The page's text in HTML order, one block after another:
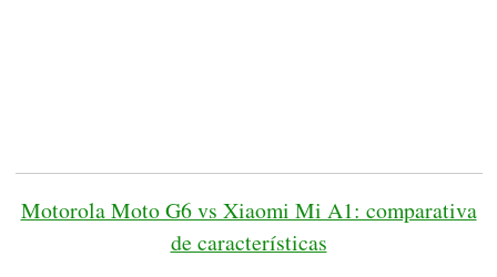
Motorola Moto G6 vs Xiaomi Mi A1: comparativa
de características